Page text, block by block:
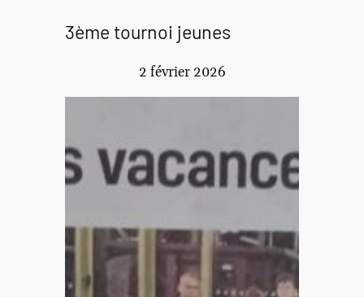
3ème tournoi jeunes
2 février 2026